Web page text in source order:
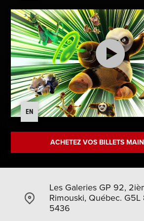
EN
ACHETEZ VOS BILLETS
Les Galeries GP 92,
Rimouski, Québec. G5L
5436